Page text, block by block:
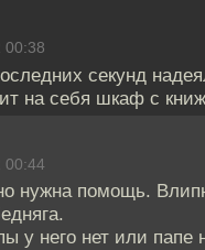
00:38
секунд
на себя шкаф с
00:44
нужна помощь.
у него нет или папе